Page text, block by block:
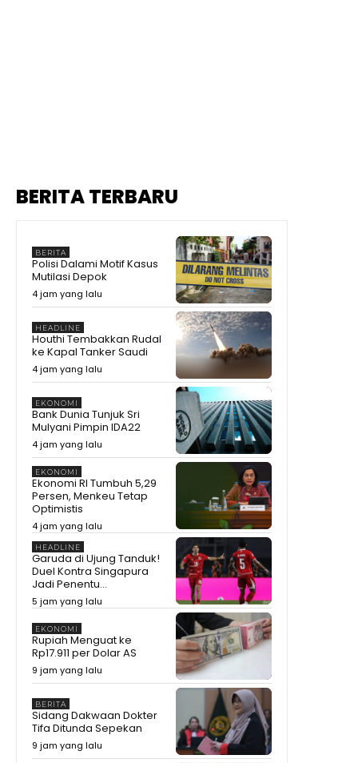
BERITA TERBARU
BERITA
Polisi Dalami Motif Kasus
Mutilasi Depok
4 jam yang lalu
HEADLINE
Houthi Tembakkan Rudal
ke Kapal Tanker Saudi
4 jam yang lalu
EKONOMI
Bank Dunia Tunjuk Sri
Mulyani Pimpin IDA22
4 jam yang lalu
EKONOMI
Ekonomi RI Tumbuh 5,29
Persen, Menkeu Tetap
Optimistis
4 jam yang lalu
HEADLINE
Garuda di Ujung Tanduk!
Duel Kontra Singapura
Jadi Penentu...
5 jam yang lalu
EKONOMI
Rupiah Menguat ke
Rp17.911 per Dolar AS
9 jam yang lalu
BERITA
Sidang Dakwaan Dokter
Tifa Ditunda Sepekan
9 jam yang lalu